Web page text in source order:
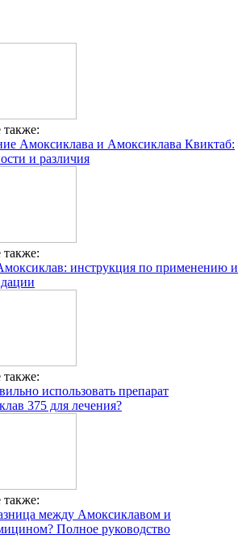
также:
Амоксиклава и Амоксиклава Квиктаб:
и различия
также:
инструкция по применению и
также:
использовать препарат
375 для лечения?
также:
между Амоксиклавом и
Полное руководство